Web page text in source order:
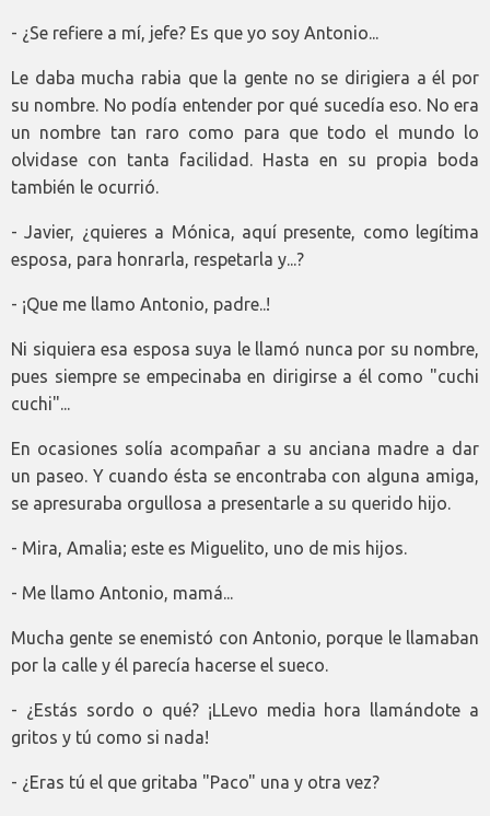
- ¿Se refiere a mí, jefe? Es que yo soy Antonio...
Le daba mucha rabia que la gente no se dirigiera a él por
su nombre. No podía entender por qué sucedía eso. No era
un nombre tan raro como para que todo el mundo lo
olvidase con tanta facilidad. Hasta en su propia boda
también le ocurrió.
- Javier, ¿quieres a Mónica, aquí presente, como legítima
esposa, para honrarla, respetarla y...?
- ¡Que me llamo Antonio, padre..!
Ni siquiera esa esposa suya le llamó nunca por su nombre,
pues siempre se empecinaba en dirigirse a él como "cuchi
cuchi"...
En ocasiones solía acompañar a su anciana madre a dar
un paseo. Y cuando ésta se encontraba con alguna amiga,
se apresuraba orgullosa a presentarle a su querido hijo.
- Mira, Amalia; este es Miguelito, uno de mis hijos.
- Me llamo Antonio, mamá...
Mucha gente se enemistó con Antonio, porque le llamaban
por la calle y él parecía hacerse el sueco.
- ¿Estás sordo o qué? ¡LLevo media hora llamándote a
gritos y tú como si nada!
- ¿Eras tú el que gritaba "Paco" una y otra vez?